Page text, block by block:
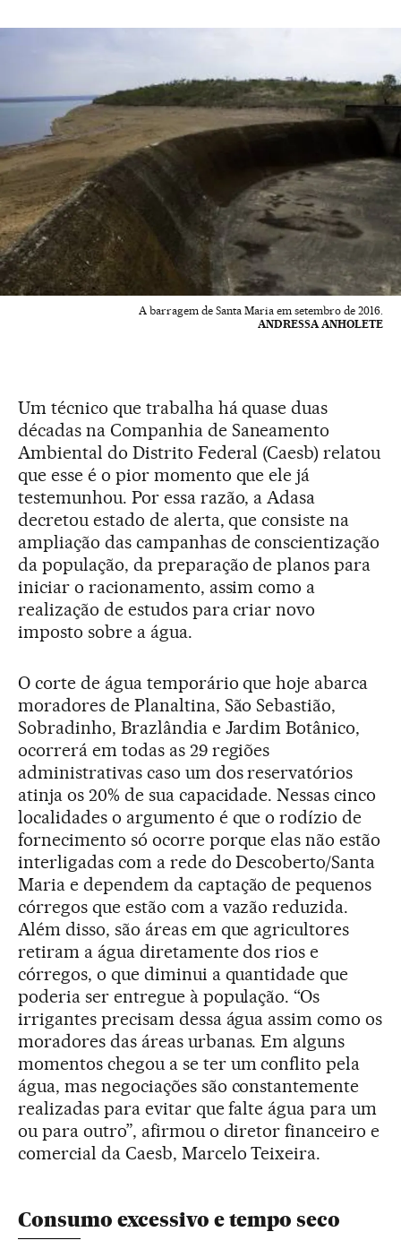
A barragem de Santa Maria em setembro de 2016.
ANDRESSA ANHOLETE
Um técnico que trabalha há quase duas
décadas na Companhia de Saneamento
Ambiental do Distrito Federal (Caesb) relatou
que esse é o pior momento que ele já
testemunhou. Por essa razão, a Adasa
decretou estado de alerta, que consiste na
ampliação das campanhas de conscientização
da população, da preparação de planos para
iniciar o racionamento, assim como a
realização de estudos para criar novo
imposto sobre a água.
O corte de água temporário que hoje abarca
moradores de Planaltina, São Sebastião,
Sobradinho, Brazlândia e Jardim Botânico,
ocorrerá em todas as 29 regiões
administrativas caso um dos reservatórios
atinja os 20% de sua capacidade. Nessas cinco
localidades o argumento é que o rodízio de
fornecimento só ocorre porque elas não estão
interligadas com a rede do Descoberto/Santa
Maria e dependem da captação de pequenos
córregos que estão com a vazão reduzida.
Além disso, são áreas em que agricultores
retiram a água diretamente dos rios e
córregos, o que diminui a quantidade que
poderia ser entregue à população. “Os
irrigantes precisam dessa água assim como os
moradores das áreas urbanas. Em alguns
momentos chegou a se ter um conflito pela
água, mas negociações são constantemente
realizadas para evitar que falte água para um
ou para outro”, afirmou o diretor financeiro e
comercial da Caesb, Marcelo Teixeira.
Consumo excessivo e tempo seco